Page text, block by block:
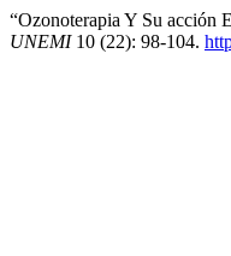
“Ozonoterapia Y Su acción
UNEMI10 (22): 98-104.